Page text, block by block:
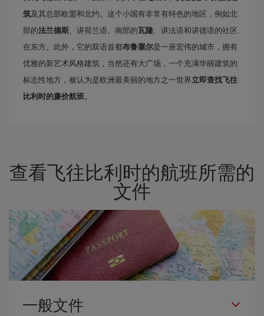
筑及其总部欧盟和北约。这个小国有非常有特色的地区，例如北
部的法兰德斯 、讲荷兰语、南部的瓦隆 、讲法语和讲德语的社区.
在东方。此外，它的双语首都布鲁塞尔是一座宏伟的城市，拥有
优雅的新艺术风格建筑，当然还有大广场，一个充满华丽建筑的
标志性地方，被认为是欧洲最美丽的地方之一世界立即查找飞往
比利时的廉价航班。
查看飞往比利时的航班所需的
文件
一般文件